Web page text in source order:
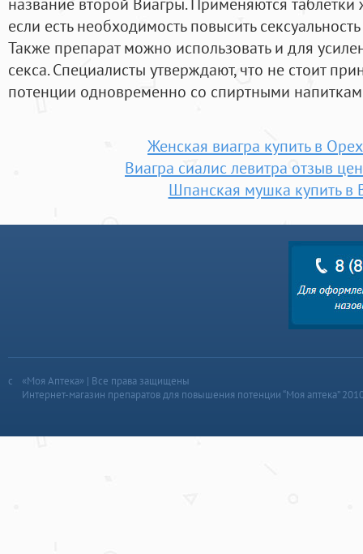
если есть необходимость повысить
Также препарат можно использовать и для
секса. Специалисты утверждают, что не стоит
потенции одновременно со спиртными
Женская виагра купить в
Виагра сиалис левитра отзыв
Шпанская мушка купить в
«Моя Аптека» | Все права защищены
Интернет-магазин препаратов для повышения потенции “Моя аптека”